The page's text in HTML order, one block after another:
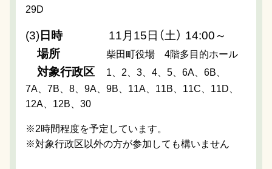
29D
(3)日時 11月15日（土） 14:00～
場所
柴田町役場 4階多目的ホール
対象行政区
1、2、3、4、5、6A、6B、
7A、7B、8、9A、9B、11A、11B、11C、11D、
12A、12B、30
※2時間程度を予定しています。
※対象行政区以外の方が参加しても構いません